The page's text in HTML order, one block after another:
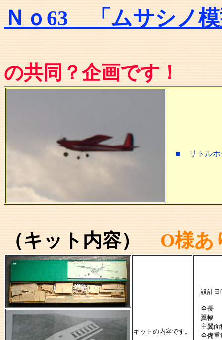
Ｎｏ63 「ムサシノ
O
の共同？企画です！
■ リトルホ
（キット内容） O様あ
キットの内容です。
設計日
全長
翼幅
主翼面
全備重